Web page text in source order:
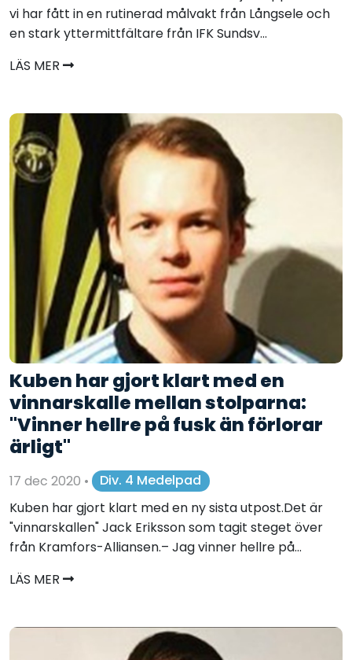
vi har fått in en rutinerad målvakt från Långsele och
en stark yttermittfältare från IFK Sundsv...
LÄS MER
Kuben har gjort klart med en
vinnarskalle mellan stolparna:
"Vinner hellre på fusk än förlorar
ärligt"
17 dec 2020 •
Div. 4 Medelpad
Kuben har gjort klart med en ny sista utpost.Det är
"vinnarskallen" Jack Eriksson som tagit steget över
från Kramfors-Alliansen.– Jag vinner hellre på...
LÄS MER